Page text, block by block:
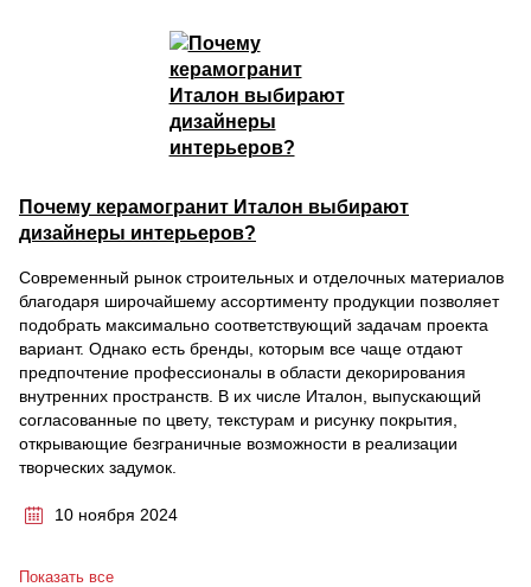
Почему керамогранит Италон выбирают
дизайнеры интерьеров?
Современный рынок строительных и отделочных материалов
благодаря широчайшему ассортименту продукции позволяет
подобрать максимально соответствующий задачам проекта
вариант. Однако есть бренды, которым все чаще отдают
предпочтение профессионалы в области декорирования
внутренних пространств. В их числе Италон, выпускающий
согласованные по цвету, текстурам и рисунку покрытия,
открывающие безграничные возможности в реализации
творческих задумок.
10 ноября 2024
Показать все